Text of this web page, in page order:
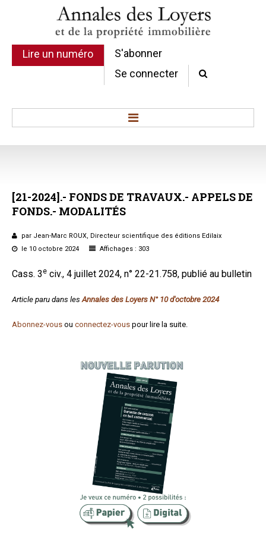
Lire un numéro
S'abonner
Se connecter
Sommaires
Chroniques
Etudes de texte
Réponses ministérielles
Conclusions et Rapports
Formez-vous !
[21-2024].- FONDSDE TRAVAUX.- APPELSDE
FONDS.- MODALITÉS
par Jean-Marc ROUX, Directeur scientifique des éditions Edilaix
le 10 octobre 2024
Affichages : 303
Cass. 3e civ., 4 juillet 2024, n° 22-21.758, publié au bulletin
Article paru dans les Annales des Loyers N° 10 d'octobre 2024
Abonnez-vous ou connectez-vous pour lire la suite.